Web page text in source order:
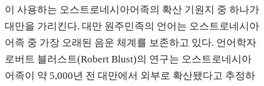
이 사용하는 오스트로네시아어족의 확산 기원지 중 하나가
대만을 가리킨다. 대만 원주민족의 언어는 오스트로네시아
어족 중 가장 오래된 음운 체계를 보존하고 있다. 언어학자
로버트 블러스트(Robert Blust)의 연구는 오스트로네시아
어족이 약 5,000년 전 대만에서 외부로 확산됐다고 추정하